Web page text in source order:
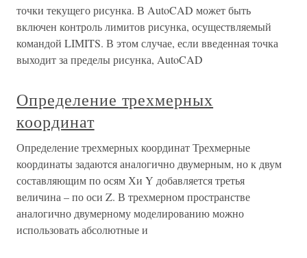
точки текущего рисунка. В AutoCAD может быть
включен контроль лимитов рисунка, осуществляемый
командой LIMITS. В этом случае, если введенная точка
выходит за пределы рисунка, AutoCAD
Определение трехмерных
координат
Определение трехмерных координат Трехмерные
координаты задаются аналогично двумерным, но к двум
составляющим по осям Хи Y добавляется третья
величина – по оси Z. В трехмерном пространстве
аналогично двумерному моделированию можно
использовать абсолютные и